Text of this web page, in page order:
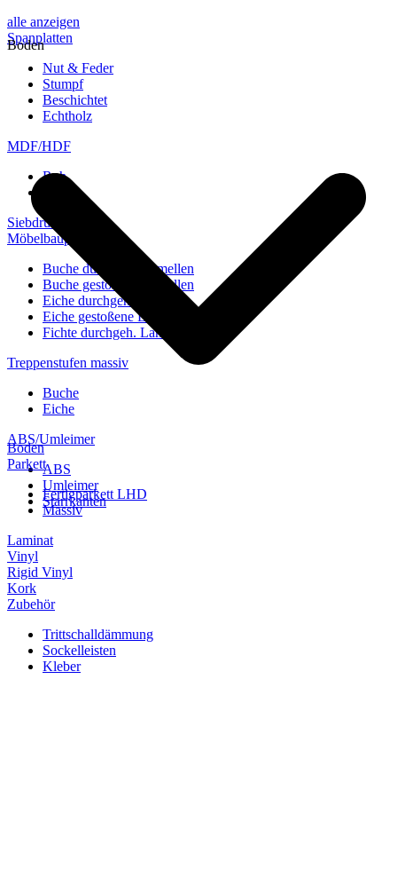
alle anzeigen
Spanplatten
Nut & Feder
Stumpf
Beschichtet
Echtholz
MDF/HDF
Roh
Siebdruckplatten
Möbelbauplatten
Buche durchgeh. Lamellen
Buche gestoßene Lamellen
Eiche durchgeh. Lamellen
Eiche gestoßene Lamellen
Fichte durchgeh. Lamellen
Treppenstufen massiv
Buche
Eiche
ABS/Umleimer
ABS
Umleimer
Starrkanten
Boden
Boden
Parkett
Fertigparkett LHD
Massiv
Laminat
Vinyl
Rigid Vinyl
Kork
Zubehör
Trittschalldämmung
Sockelleisten
Kleber